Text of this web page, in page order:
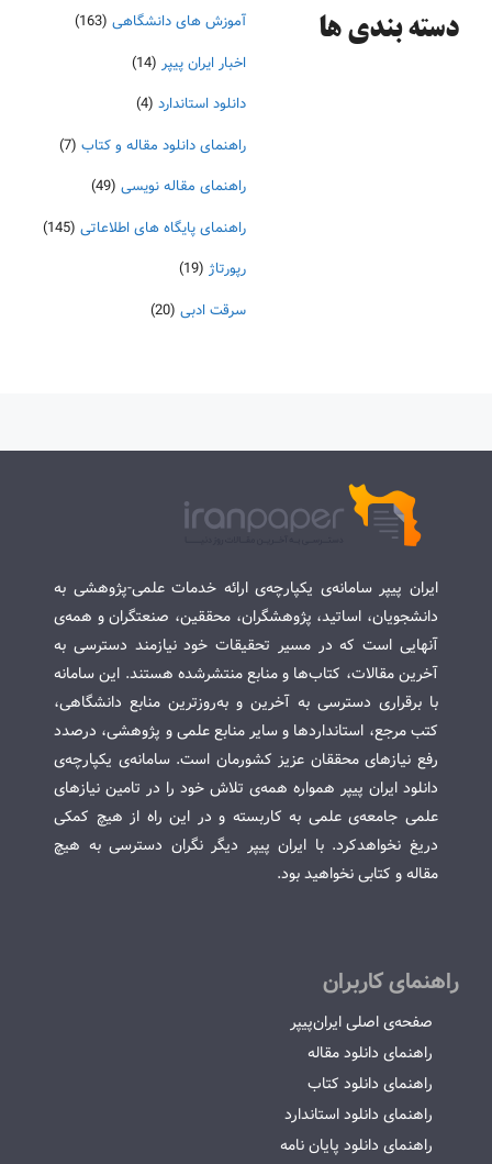
دسته‌ بندی ها آموزش های دانشگاهی (163)
اخبار ایران پیپر (14)
دانلود استاندارد (4)
راهنمای دانلود مقاله و کتاب (7)
راهنمای مقاله نویسی (49)
راهنمای پایگاه های اطلاعاتی (145)
رپورتاژ (19)
سرقت ادبی (20)
ایران پیپر سامانه‌ی یکپارچه‌ی ارائه خدمات علمی-پژوهشی به
دانشجویان، اساتید، پژوهشگران، محققین، صنعتگران و همه‌ی
آنهایی است که در مسیر تحقیقات خود نیازمند دسترسی به
آخرین مقالات، کتاب‌ها و منابع منتشرشده هستند. این سامانه
با برقراری دسترسی به آخرین و به‌روزترین منابع دانشگاهی،
کتب مرجع، استانداردها و سایر منابع علمی و پژوهشی، درصدد
رفع نیازهای محققان عزیز کشورمان است. سامانه‌ی یکپارچه‌ی
دانلود ایران پیپر همواره همه‌ی تلاش خود را در تامین نیازهای
علمی جامعه‌ی علمی به کاربسته و در این راه از هیچ کمکی
دریغ نخواهدکرد. با ایران پیپر دیگر نگران دسترسی به هیچ
مقاله و کتابی نخواهید بود.
راهنمای کاربران
صفحه‌ی اصلی ایران‌پیپر
راهنمای دانلود مقاله
راهنمای دانلود کتاب
راهنمای دانلود استاندارد
راهنمای دانلود پایان نامه